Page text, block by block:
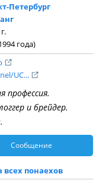
Петербург
года)
UC...
профессия.
и брейдер.
Сообщение
всех понаехов